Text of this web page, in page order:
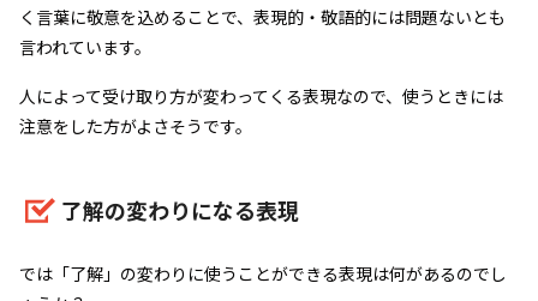
く言葉に敬意を込めることで、表現的・敬語的には問題ないとも
言われています。
人によって受け取り方が変わってくる表現なので、使うときには
注意をした方がよさそうです。
了解の変わりになる表現
では「了解」の変わりに使うことができる表現は何があるのでし